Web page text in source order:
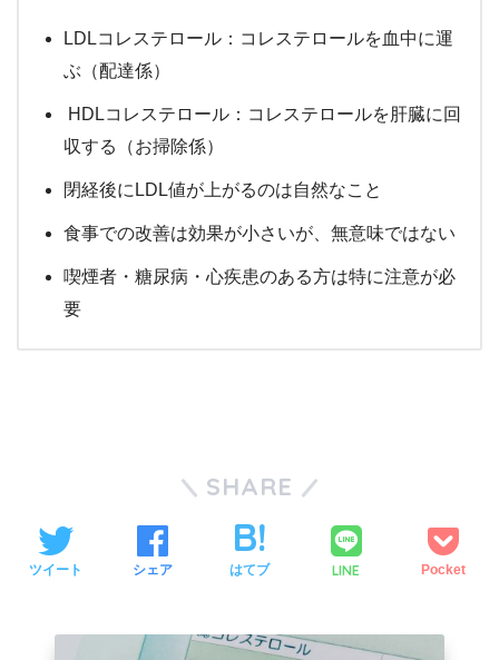
LDLコレステロール：コレステロールを血中に運
ぶ（配達係）
HDLコレステロール：コレステロールを肝臓に回
収する（お掃除係）
閉経後にLDL値が上がるのは自然なこと
食事での改善は効果が小さいが、無意味ではない
喫煙者・糖尿病・心疾患のある方は特に注意が必
要
SHARE
ツイート シェア はてブ LINE Pocket